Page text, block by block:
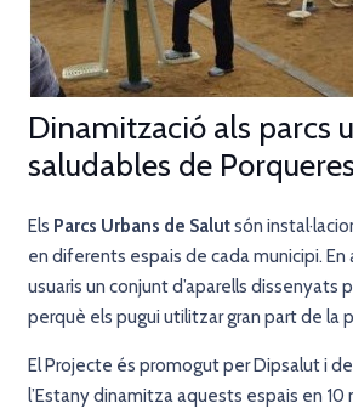
Dinamització als parcs
saludables de Porqueres
Els Parcs Urbans de Salutsón
en diferents espais de cada municipi. En
usuaris un conjunt d’aparells
perquè els pugui utilitzar gran part de la
El Projecte és promogut per Dipsalut i
l’Estanydinamitza aquests espais en 10